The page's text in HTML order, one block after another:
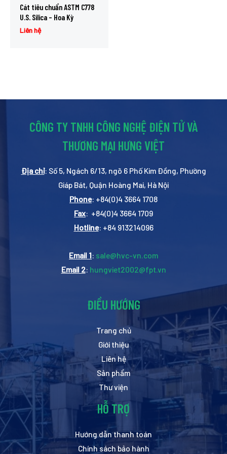
Cát tiêu chuẩn ASTM C778
U.S. Silica – Hoa Kỳ
Liên hệ
CÔNG TY TNHH CÔNG NGHỆ ĐIỆN TỬ VÀ
THƯƠNG MẠI HƯNG VIỆT
Địa chỉ: Số 5, Ngách 6/13, ngõ 6 Phố Kim Đồng, Phường
Giáp Bát, Quận Hoàng Mai, Hà Nội
Phone: +84(0)4 3664 1708
Fax: +84(0)4 3664 1709
Hotline: +84 913214096
Email 1: sale@hvc-vn.com
Email 2: hungviet2002@fpt.vn
ĐIỀU HƯỚNG
Trang chủ
Giới thiệu
Liên hệ
Sản phẩm
Thư viện
HỖ TRỢ
Hướng dẫn thanh toán
Chính sách bảo hành